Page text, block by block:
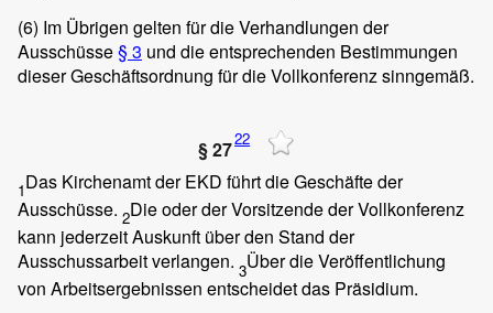
(6) Im Übrigen gelten für die Verhandlungen der
Ausschüsse§ 3 und die entsprechenden Bestimmungen
dieser Geschäftsordnung für die Vollkonferenz sinngemäß.
§ 2722
1Das Kirchenamt der EKD führt die Geschäfte der
Ausschüsse. 2Die oder der Vorsitzende der Vollkonferenz
kann jederzeit Auskunft über den Stand der
Ausschussarbeit verlangen. 3Über die Veröffentlichung
von Arbeitsergebnissen entscheidet das Präsidium.